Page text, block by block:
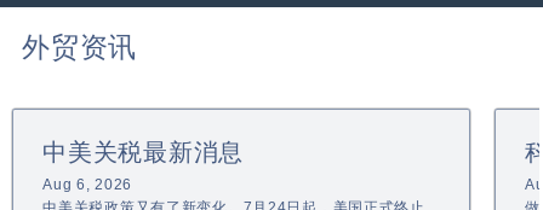
外贸资讯
中美关税最新消息
Aug 6, 2026